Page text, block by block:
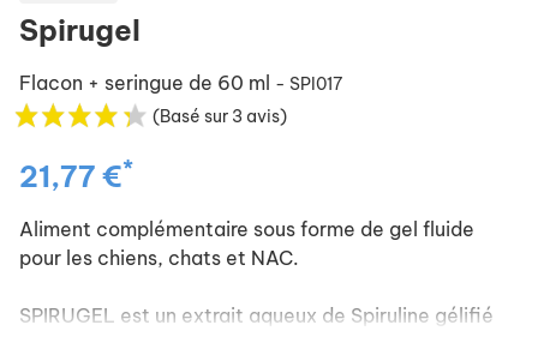
Spirugel
Flacon + seringue de 60 ml - SPI017
(Basé sur 3 avis)
21,77 €*
Aliment complémentaire sous forme de gel fluide
pour les chiens, chats et NAC.
SPIRUGEL est un extrait aqueux de Spiruline gélifié